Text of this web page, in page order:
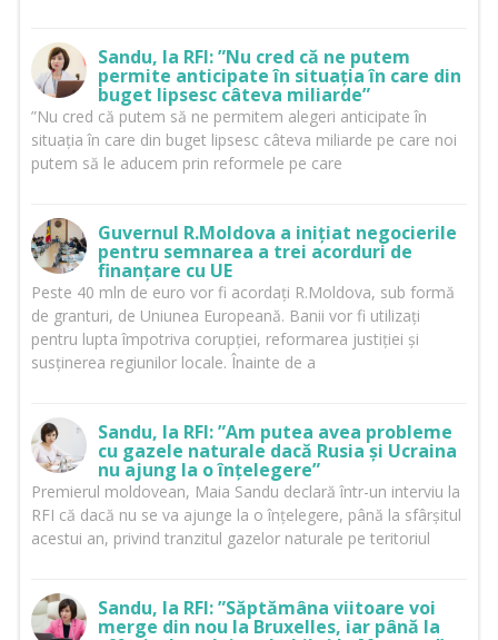
Sandu, la RFI: ”Nu cred că ne putem
permite anticipate în situația în care din
buget lipsesc câteva miliarde”
”Nu cred că putem să ne permitem alegeri anticipate în
situația în care din buget lipsesc câteva miliarde pe care noi
putem să le aducem prin reformele pe care
Guvernul R.Moldova a inițiat negocierile
pentru semnarea a trei acorduri de
finanțare cu UE
Peste 40 mln de euro vor fi acordați R.Moldova, sub formă
de granturi, de Uniunea Europeană. Banii vor fi utilizați
pentru lupta împotriva corupției, reformarea justiției și
susținerea regiunilor locale. Înainte de a
Sandu, la RFI: ”Am putea avea probleme
cu gazele naturale dacă Rusia și Ucraina
nu ajung la o înțelegere”
Premierul moldovean, Maia Sandu declară într-un interviu la
RFI că dacă nu se va ajunge la o înțelegere, până la sfârșitul
acestui an, privind tranzitul gazelor naturale pe teritoriul
Sandu, la RFI: ”Săptămâna viitoare voi
merge din nou la Bruxelles, iar până la